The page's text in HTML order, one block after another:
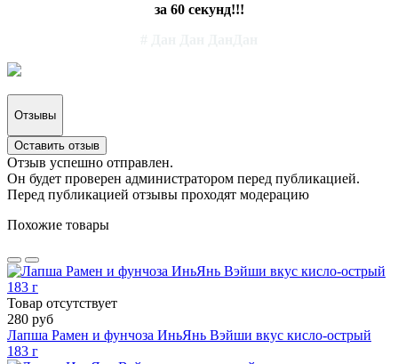
за 60 секунд!!!
Отзывы
Оставить отзыв
Отзыв успешно отправлен.
Он будет проверен администратором перед публикацией.
Перед публикацией отзывы проходят модерацию
Похожие товары
Товар отсутствует
280 руб
Лапша Рамен и фунчоза ИньЯнь Вэйши вкус кисло-острый
183 г